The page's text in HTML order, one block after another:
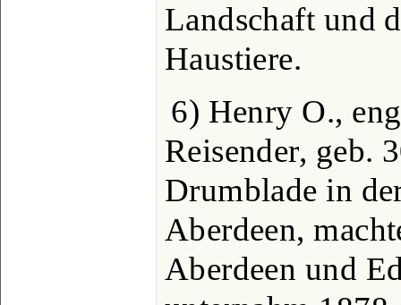
Landschaft und
Haustiere.
6) Henry O.,
Reisender, geb.
Drumblade in
Aberdeen,
Aberdeen und